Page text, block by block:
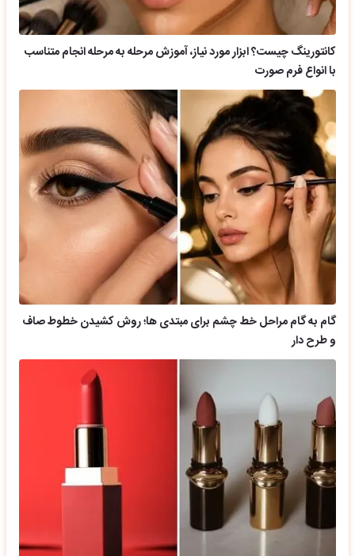
کانتورینگ چیست؟ ابزار مورد نیاز، آموزش مرحله به مرحله انجام متناسب
با انواع فرم صورت
گام به گام مراحل خط چشم برای مبتدی ها؛ روش کشیدن خطوط صاف
و طرح دار